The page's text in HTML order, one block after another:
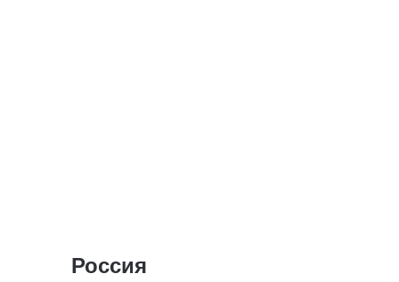
Россия